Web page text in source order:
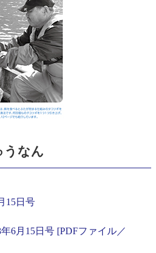
うなん
15日号
6月15日号 [PDFファイル／